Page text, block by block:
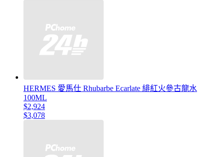
HERMES 愛馬仕 Rhubarbe Ecarlate 緋紅火參古龍水
100ML
$2,924
$3,078